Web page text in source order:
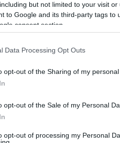
but not limited to your visit
to Google and its third-party tags to
consent section.
Data Processing Opt Outs
opt-out of the Sharing of my personal
opt-out of the Sale of my Personal
opt-out of processing my Personal
az EGRI ÜGYEK